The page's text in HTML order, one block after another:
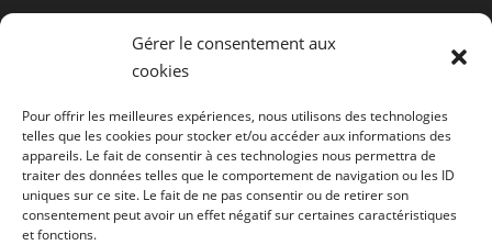
Gérer le consentement aux
cookies
Pour offrir les meilleures expériences, nous utilisons des technologies
telles que les cookies pour stocker et/ou accéder aux informations des
appareils. Le fait de consentir à ces technologies nous permettra de
traiter des données telles que le comportement de navigation ou les ID
uniques sur ce site. Le fait de ne pas consentir ou de retirer son
consentement peut avoir un effet négatif sur certaines caractéristiques
et fonctions.
Offres d'emploi E-Commerce
Michaël Gyen
AutarTICa - Créateur de sites web
Rue Fosse Aux Pierres, 5A
4530 Villers-le-Bouillet(Huy)